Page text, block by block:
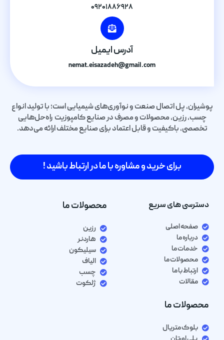
۰۹۲۰۱۸۸۶۹۲۸
آدرس ایمیل
nemat.eisazadeh@gmail.com
پوشیران، پل اتصال صنعت و نوآوری‌های شیمیایی است؛ با تولید انواع
چسب، رزین، محصولات و مصرف در صنایع کامپوزیت راه‌حل‌هایی
تخصصی، باکیفیت و قابل اعتماد برای صنایع مختلف ارائه می‌دهد.
برای خرید و مشاوره با ما در ارتباط باشید !
دسترسی های سریع
صفحه اصلی
درباره ما
خدمات ما
محصولات ما
ارتباط با ما
مقالات
محصولات ما
رزین
هاردنر
سیلیکون
الیاف
چسب
ژلکوت
محصولات ما
بلوک متریال